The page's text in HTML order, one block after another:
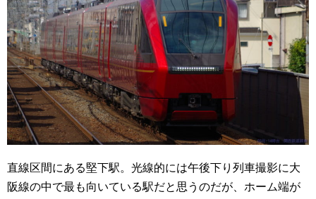
直線区間にある堅下駅。光線的には午後下り列車撮影に大
阪線の中で最も向いている駅だと思うのだが、ホーム端が